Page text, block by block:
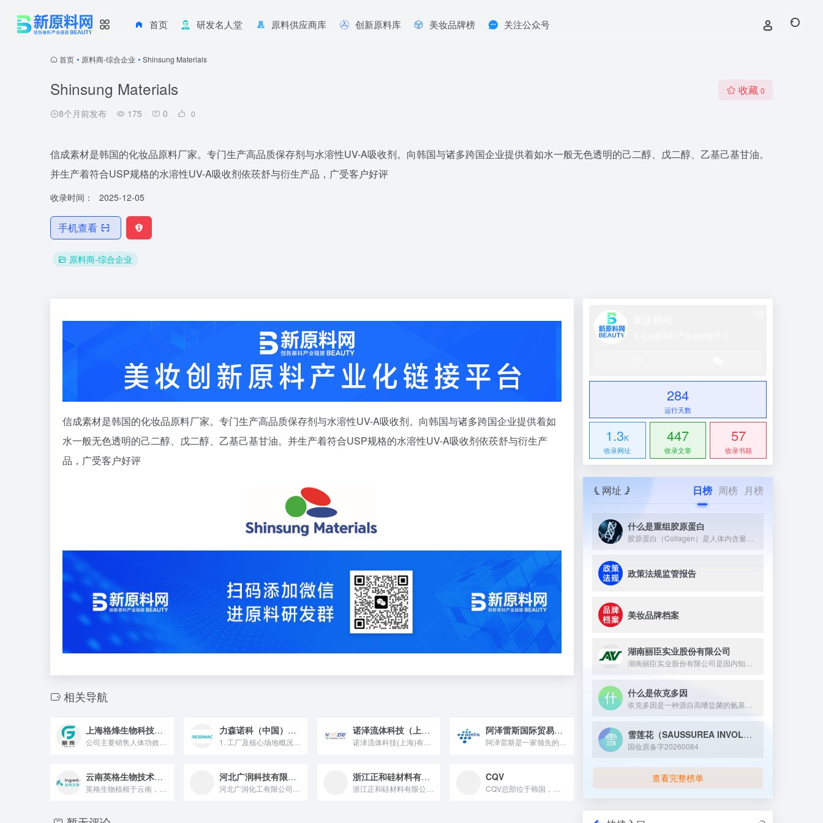
首页 研发名人堂 原料供应商库 创新原料库 美妆品牌榜 关注公众号
首页 • 原料商-综合企业 • Shinsung Materials
Shinsung Materials
8个月前发布 175 0 0
收藏 0
信成素材是韩国的化妆品原料厂家。专门生产高品质保存剂与水溶性UV-A吸收剂。向韩国与诸多跨国企业提供着如水一般无色透明的己二醇、戊二醇、乙基己基甘油。
并生产着符合USP规格的水溶性UV-A吸收剂依莰舒与衍生产品，广受客户好评
收录时间： 2025-12-05
手机查看
原料商-综合企业
信成素材是韩国的化妆品原料厂家。专门生产高品质保存剂与水溶性UV-A吸收剂。向韩国与诸多跨国企业提供着如
水一般无色透明的己二醇、戊二醇、乙基己基甘油。并生产着符合USP规格的水溶性UV-A吸收剂依莰舒与衍生产
品，广受客户好评
相关导航
上海格烽生物科技有限公司
公司主要销售人体功效验证的活性物和符合当下市场的功能性原料...
力森诺科（中国）投资有限公司
1. 工厂及核心场地概况 力森诺科（中国）投资有限公司依托母...
诺泽流体科技（上海）有限公司
诺泽流体科技(上海)有限公司成立于2012年，是一家专业从事...
阿泽雷斯国际贸易（上海）有限公司
阿泽雷斯是一家领先的特种化学品和食品配料分销商，总部位于比利...
云南英格生物技术有限公司
英格生物植根于云南，是专业从事天然活性原料开发和生产的高新技...
河北广润科技有限公司
河北广润化工有限公司位于河北省邢台市宁晋县大曹庄工业园区，始...
浙江正和硅材料有限公司
浙江正和硅材料有限公司成立于2000年，公司位于浙江省衢州市...
CQV
CQV总部位于韩国，是一家生产效果颜料，尤其是珍珠效果颜料的...
284
运行天数
1.3K
收录网址
447
收录文章
57
收录书籍
网址 日榜 周榜 月榜
什么是重组胶原蛋白
政策法规监管报告
美妆品牌档案
湖南丽臣实业股份有限公司
什么是依克多因
雪莲花（SAUSSUREA INVOLUCRATA）愈伤组织培养物提取物
国妆原备字20260084
查看完整榜单